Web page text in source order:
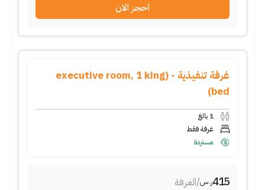
احجز الان
غرفة تنفيذية - (executive room, 1 king
bed)
1 بالغ
غرفة فقط
مستردة
415ر.س/الغرفة